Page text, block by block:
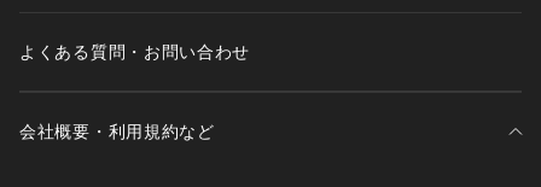
よくある質問・お問い合わせ
会社概要・利用規約など